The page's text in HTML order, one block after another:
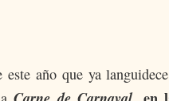
año que ya